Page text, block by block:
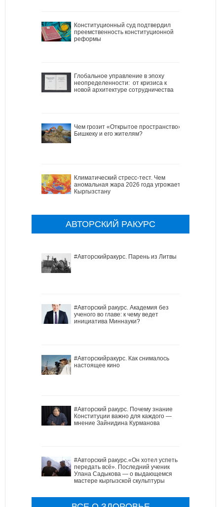
Конституционный суд подтвердил
преемственность конституционной
реформы
Глобальное управление в эпоху
неопределенности: от кризиса к
новой архитектуре сотрудничества
Чем грозит «Открытое пространство»
Бишкеку и его жителям?
Климатический стресс-тест. Чем
аномальная жара 2026 года угрожает
Кыргызстану
АВТОРСКИЙ РАКУРС
#Авторскийракурс. Парень из Литвы
#Авторский ракурс. Академия без
ученого во главе: к чему ведет
инициатива Миннауки?
#Авторскийракурс. Как снималось
настоящее кино
#Авторский ракурс. Почему знание
Конституции важно для каждого —
мнение Зайнидина Курманова
#Авторский ракурс.«Он хотел успеть
передать всё». Последний ученик
Улана Садыкова — о выдающемся
мастере кыргызской скульптуры